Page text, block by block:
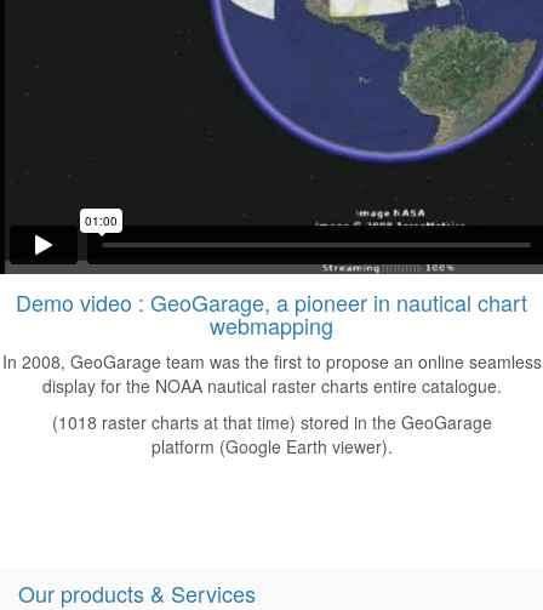
Demo video : GeoGarage, a pioneer in nautical chart
webmapping
In 2008, GeoGarage team was the first to propose an online seamless
display for the NOAA nautical raster charts entire catalogue.
(1018 raster charts at that time) stored in the GeoGarage
platform (Google Earth viewer).
Our products & Services